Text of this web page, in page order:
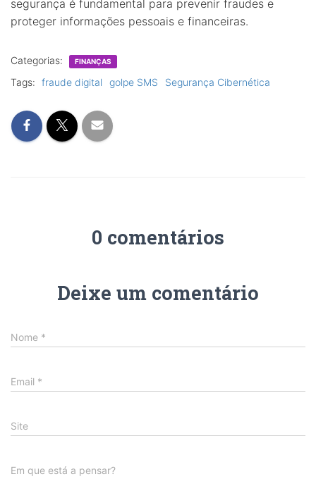
segurança é fundamental para prevenir fraudes e
proteger informações pessoais e financeiras.
Categorias: FINANÇAS
Tags: fraude digital golpe SMS Segurança Cibernética
0 comentários
Deixe um comentário
Nome *
Email *
Site
Em que está a pensar?